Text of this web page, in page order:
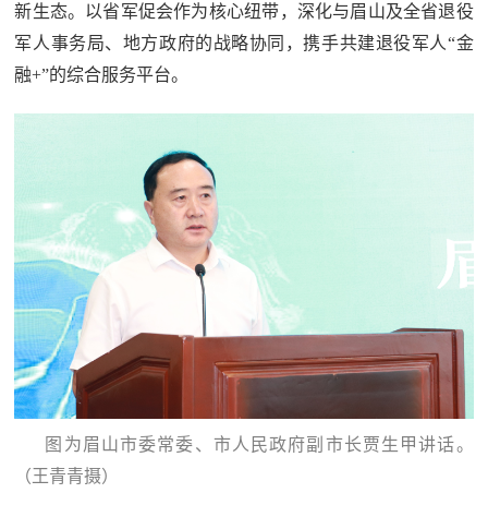
新生态。以省军促会作为核心纽带，深化与眉山及全省退役
军人事务局、地方政府的战略协同，携手共建退役军人“金
融+”的综合服务平台。
图为眉山市委常委、市人民政府副市长贾生甲讲话。
（王青青摄）